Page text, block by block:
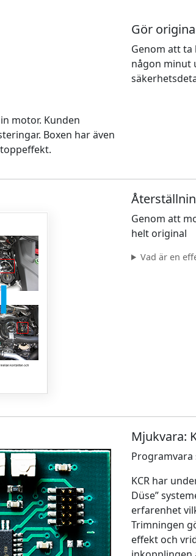
motor. Kunden
Boxen har även
Gör
Genom att
någon minut
Genom att
helt original
Vad är en
Mjukvara:
Programvara
KCR har
Düse”
erfarenhet
Trimningen
effekt och